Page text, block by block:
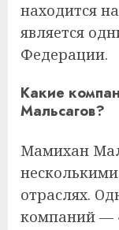
находится
является
Федерации.
Какие
Мальсагов?
Мамихан
отраслях.
компаний —